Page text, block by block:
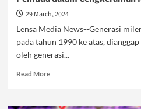
29 March, 2024
Lensa Media News--Generasi
pada tahun 1990 ke atas,
oleh generasi...
Read MoreRead
Pemuda